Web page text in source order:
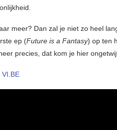
meer? Dan zal je niet zo heel
ep (Future is a Fantasy) op ten
precies, dat kom je hier
VI.BE